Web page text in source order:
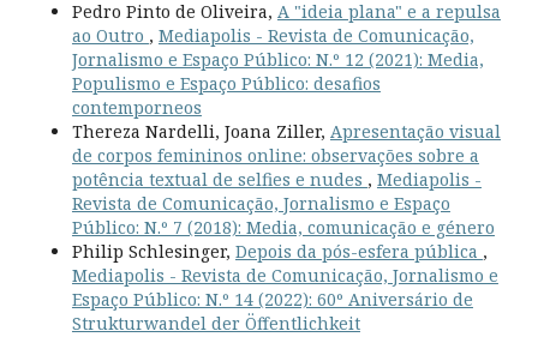
Pedro Pinto de Oliveira, A "ideia plana" e a repulsa
ao Outro , Mediapolis - Revista de Comunicação,
Jornalismo e Espaço Público: N.º 12 (2021): Media,
Populismo e Espaço Público: desafios
contemporneos
Thereza Nardelli, Joana Ziller, Apresentação visual
de corpos femininos online: observações sobre a
potência textual de selfies e nudes , Mediapolis -
Revista de Comunicação, Jornalismo e Espaço
Público: N.º 7 (2018): Media, comunicação e género
Philip Schlesinger, Depois da pós-esfera pública ,
Mediapolis - Revista de Comunicação, Jornalismo e
Espaço Público: N.º 14 (2022): 60º Aniversário de
Strukturwandel der Öffentlichkeit